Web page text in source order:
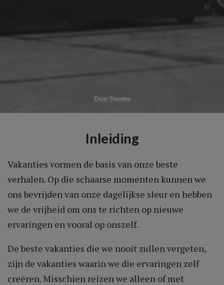
Door Travelex
Inleiding
Vakanties vormen de basis van onze beste
verhalen. Op die schaarse momenten kunnen we
ons bevrijden van onze dagelijkse sleur en hebben
we de vrijheid om ons te richten op nieuwe
ervaringen en vooral op onszelf.
De beste vakanties die we nooit zullen vergeten,
zijn de vakanties waarin we die ervaringen zelf
creëren. Misschien reizen we alleen of met